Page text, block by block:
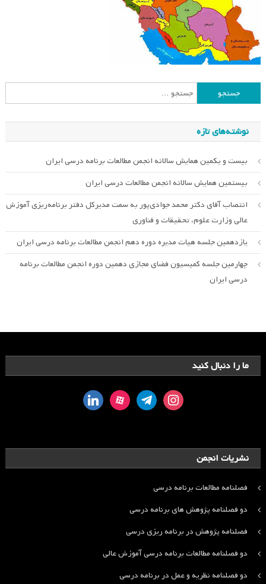
جستجو
برای:
نوشته‌های تازه
بیست و یکمین همایش سالانه انجمن مطالعات برنامه درسی ایران
بیستمین همایش سالانه انجمن مطالعات درسی ایران
انتصاب آقای دکتر محمد جوادی‌پور به سمت مدیرکل دفتر برنامه‌ریزی آموزش
عالی وزارت علوم، تحقیقات و فناوری
یازدهمین جلسه هیات مدیره دوره دهم انجمن مطالعات برنامه درسی ایران
چهارمین جلسه کمیسیون فضای مجازی دهمین دوره انجمن مطالعات برنامه
درسی ایران
ما را دنبال کنید
instagram
telegram
aparat
linkedin
نشریات انجمن
فصلنامه مطالعات برنامه درسی
دو فصلنامه پژوهش های برنامه درسی
فصلنامه پژوهش در برنامه ریزی درسی
دو فصلنامه مطالعات برنامه درسی آموزش عالی
دو فصلنامه نظریه و عمل در برنامه درسی